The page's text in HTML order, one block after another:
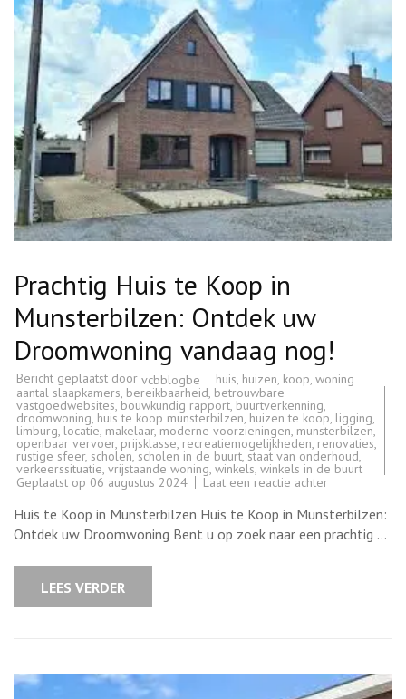
Prachtig Huis te Koop in
Munsterbilzen: Ontdek uw
Droomwoning vandaag nog!
Bericht geplaatst door vcbblogbe huis, huizen, koop, woning
aantal slaapkamers bereikbaarheid betrouwbare
vastgoedwebsites bouwkundig rapport buurtverkenning
droomwoning huis te koop munsterbilzen huizen te koop ligging
limburg locatie makelaar,moderne voorzieningen munsterbilzen
openbaar vervoer, prijsklasse recreatiemogelijkheden renovaties
rustige sfeer, scholen ,scholen in de buurt staat van onderhoud
verkeerssituatie vrijstaande woning winkels winkels in de buurt
Geplaatst op 06 augustus 2024 Laat een reactie achterop
Huis
te
Koop
in
Huis te Koop in Munsterbilzen Huis te Koop in Munsterbilzen:
Ontdek uw Droomwoning Bent u op zoek naar een prachtig …
LEES VERDER